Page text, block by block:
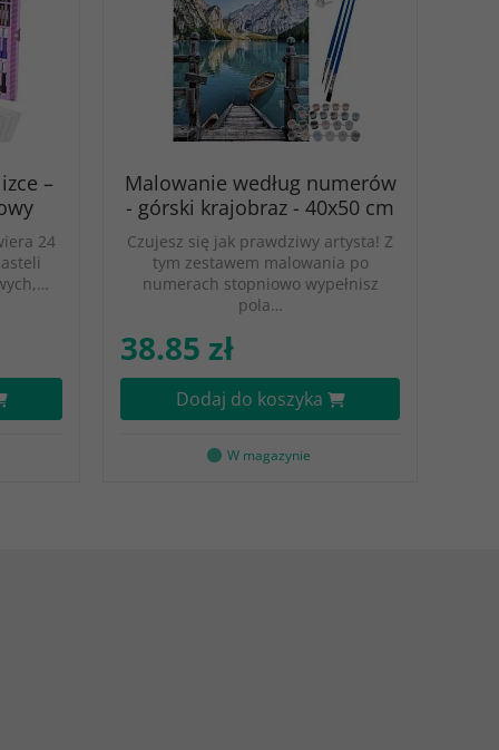
–
24
Malowanie według numerów
- górski krajobraz - 40x50 cm
Czujesz się jak prawdziwy artysta! Z
tym zestawem malowania po
numerach stopniowo wypełnisz
pola…
38.85 zł
Dodaj do koszyka
W magazynie